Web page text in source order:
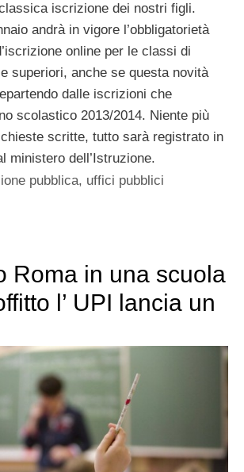
iscrizione dei nostri figli.
andrà in vigore l’obbligatorietà
online per le classi di
superiori, anche se questa novità
dalle iscrizioni che
scolastico 2013/2014. Niente più
scritte, tutto sarà registrato in
ministero dell’Istruzione.
pubblica, uffici pubblici
Roma in una scuola
l’ UPI lancia un